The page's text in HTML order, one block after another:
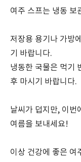
여주 스프는 냉동 보
저장용 용기나 가방
기 바랍니다.
냉동한 국물은 먹기
후 마시기 바랍니다.
날씨가 덥지만, 이번
여름을 보내세요!
이상 건강에 좋은 여